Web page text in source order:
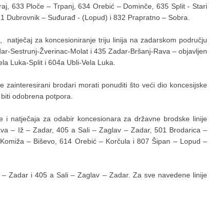
633 Ploče – Trpanj, 634 Orebić – Dominče, 635 Split - Stari
Dubrovnik – Suđurađ - (Lopud) i 832 Prapratno – Sobra.
natječaj za koncesioniranje triju linija na zadarskom području
Sestrunj-Žverinac-Molat i 435 Zadar-Bršanj-Rava – objavljen
Luka-Split i 604a Ubli-Vela Luka.
brodari morati ponuditi što veći dio koncesijske
odobrena potpora.
i natječaja za odabir koncesionara za državne brodske linije
– Iž – Zadar, 405 a Sali – Zaglav – Zadar, 501 Brodarica –
– Biševo, 614 Orebić – Korčula i 807 Šipan – Lopud –
Zadar i 405 a Sali – Zaglav – Zadar. Za sve navedene linije